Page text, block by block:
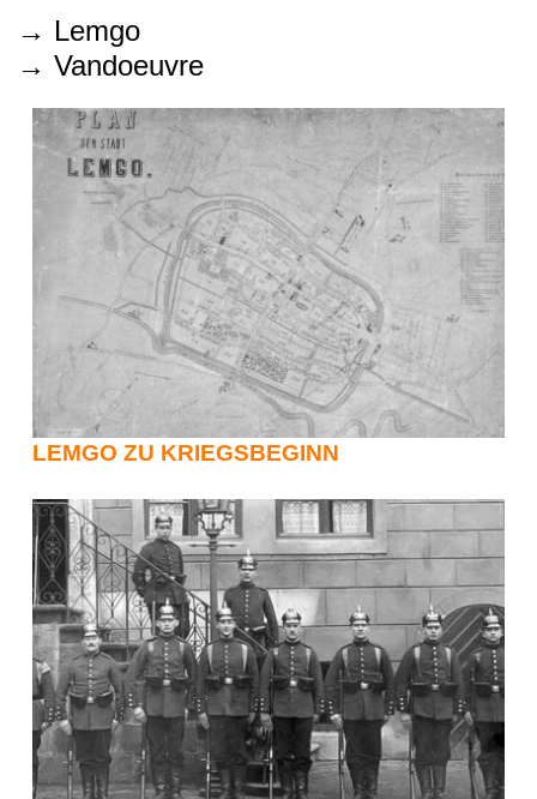
→ Lemgo
→ Vandoeuvre
LEMGO ZU KRIEGSBEGINN